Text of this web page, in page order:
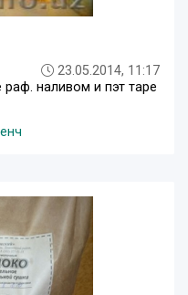
23.05.2014, 11:17
наливом и пэт таре